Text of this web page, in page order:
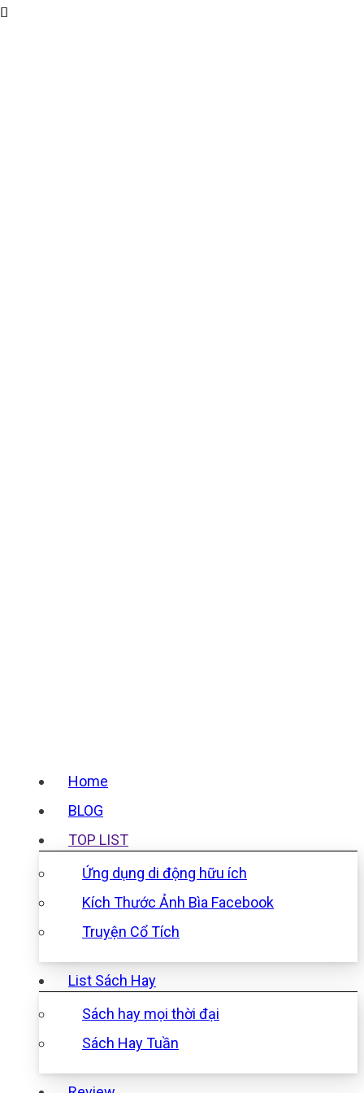
Home
BLOG
TOP LIST
Ứng dụng di động hữu ích
Kích Thước Ảnh Bìa Facebook
Truyện Cổ Tích
List Sách Hay
Sách hay mọi thời đại
Sách Hay Tuần